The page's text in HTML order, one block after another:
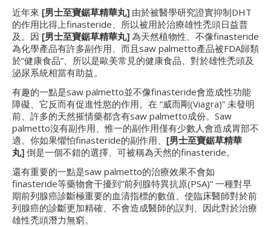
近年來 [男士至寶鋸草精華丸] 由於被醫學研究證實抑制DHT
的作用比得上finasteride、所以被用於治療雄性禿頭日益普
及。因 [男士至寶鋸草精華丸] 為天然植物性、不像finasteride
為化學產品有許多副作用、而且saw palmetto產品被FDA歸類
於”健康食品”、所以是歐美常見的健康食品、對於雄性禿頭及
泌尿系統相當有助益。
有趣的一點是saw palmetto並不像finasteride會造成性功能
障礙、它反而有促進性慾的作用。在 “威而剛(Viagra)” 未發明
前、許多的天然摧情藥都含有saw palmetto成份。Saw
palmetto沒有副作用、惟一的副作用僅有少數人會造成胃部不
適。你如果懼怕finasteride的副作用、 [男士至寶鋸草精華
丸] 倒是一個不錯的選擇、可被稱為天然的finasteride。
還有重要的一點是saw palmetto的治療效果不會如
finasteride等藥物會干擾到”前列腺特異抗原(PSA)” 一種對早
期前列腺癌診斷極重要的血清指標的數值、使臨床醫師對於前
列腺癌的診斷更加精確、不會造成醫師的誤判、因此對於治療
雄性禿頭潛力無窮。